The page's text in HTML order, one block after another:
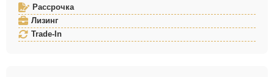
Рассрочка
Лизинг
Trade-In